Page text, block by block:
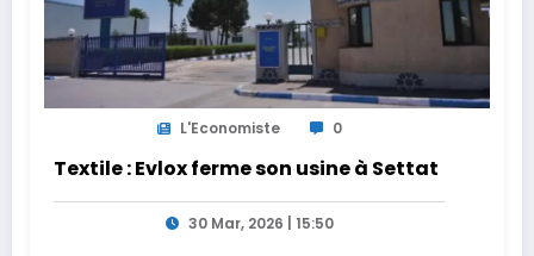
L'Economiste 0
Textile : Evlox ferme son usine à Settat
30 Mar, 2026 | 15:50